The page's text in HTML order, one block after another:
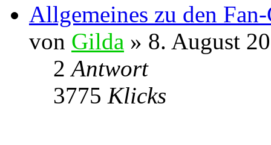
Allgemeines zu den
von Gilda » 8. August
2Antwort
3775 Klicks